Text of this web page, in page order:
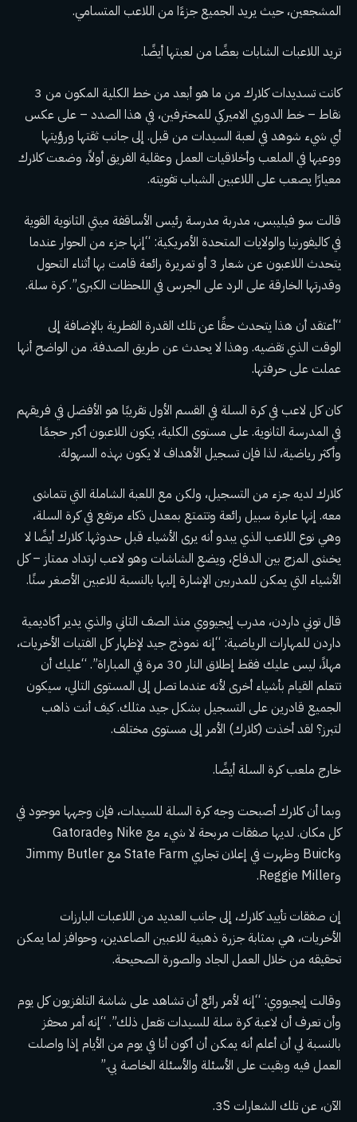
المشجعين، حيث يريد الجميع جزءًا من اللاعب المتسامي.
تريد اللاعبات الشابات بعضًا من لعبتها أيضًا.
كانت تسديدات كلارك من ما هو أبعد من خط الكلية المكون من 3
نقاط – خط الدوري الاميركي للمحترفين، في هذا الصدد – على عكس
أي شيء شوهد في لعبة السيدات من قبل. إلى جانب ثقتها ورؤيتها
ووعيها في الملعب وأخلاقيات العمل وعقلية الفريق أولاً، وضعت كلارك
معيارًا يصعب على اللاعبين الشباب تفويته.
قالت سو فيليبس، مدربة مدرسة رئيس الأساقفة ميتي الثانوية القوية
في كاليفورنيا والولايات المتحدة الأمريكية: “إنها جزء من الحوار عندما
يتحدث اللاعبون عن شعار 3 أو تمريرة رائعة قامت بها أثناء التحول
وقدرتها الخارقة على الرد على الجرس في اللحظات الكبرى”. كرة سلة.
“أعتقد أن هذا يتحدث حقًا عن تلك القدرة الفطرية بالإضافة إلى
الوقت الذي تقضيه. وهذا لا يحدث عن طريق الصدفة. من الواضح أنها
عملت على حرفتها.
كان كل لاعب في كرة السلة في القسم الأول تقريبًا هو الأفضل في فريقهم
في المدرسة الثانوية. على مستوى الكلية، يكون اللاعبون أكبر حجمًا
وأكثر رياضية، لذا فإن تسجيل الأهداف لا يكون بهذه السهولة.
كلارك لديه جزء من التسجيل، ولكن مع اللعبة الشاملة التي تتماشى
معه. إنها عابرة سبيل رائعة وتتمتع بمعدل ذكاء مرتفع في كرة السلة،
وهي نوع اللاعب الذي يبدو أنه يرى الأشياء قبل حدوثها. كلارك أيضًا لا
يخشى المزج بين الدفاع، ويضع الشاشات وهو لاعب ارتداد ممتاز – كل
الأشياء التي يمكن للمدربين الإشارة إليها بالنسبة للاعبين الأصغر سنًا.
قال توني داردن، مدرب إيجيووي منذ الصف الثاني والذي يدير أكاديمية
داردن للمهارات الرياضية: “إنه نموذج جيد لإظهار كل الفتيات الأخريات،
مهلاً، ليس عليك فقط إطلاق النار 30 مرة في المباراة”. “عليك أن
تتعلم القيام بأشياء أخرى لأنه عندما تصل إلى المستوى التالي، سيكون
الجميع قادرين على التسجيل بشكل جيد مثلك. كيف أنت ذاهب
لتبرز؟ لقد أخذت (كلارك) الأمر إلى مستوى مختلف.
خارج ملعب كرة السلة أيضًا.
وبما أن كلارك أصبحت وجه كرة السلة للسيدات، فإن وجهها موجود في
كل مكان. لديها صفقات مربحة لا شيء مع Nike وGatorade
وBuick وظهرت في إعلان تجاري State Farm مع Jimmy Butler
وReggie Miller.
إن صفقات تأييد كلارك، إلى جانب العديد من اللاعبات البارزات
الأخريات، هي بمثابة جزرة ذهبية للاعبين الصاعدين، وحوافز لما يمكن
تحقيقه من خلال العمل الجاد والصورة الصحيحة.
وقالت إيجيووي: “إنه لأمر رائع أن تشاهد على شاشة التلفزيون كل يوم
وأن تعرف أن لاعبة كرة سلة للسيدات تفعل ذلك”. “إنه أمر محفز
بالنسبة لي أن أعلم أنه يمكن أن أكون أنا في يوم من الأيام إذا واصلت
العمل فيه وبقيت على الأسئلة والأسئلة الخاصة بي.”
الآن، عن تلك الشعارات 3S.